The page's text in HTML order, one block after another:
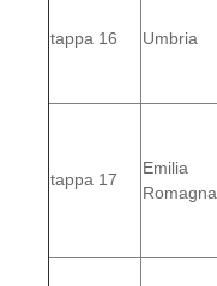
tappa 16 Umbria
tappa 17
Emilia
Romagna